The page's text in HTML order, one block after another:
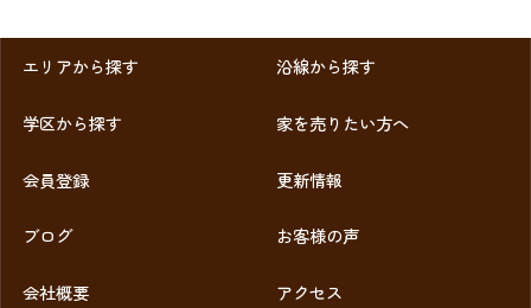
エリアから探す 沿線から探す
学区から探す 家を売りたい方へ
会員登録 更新情報
ブログ お客様の声
会社概要 アクセス